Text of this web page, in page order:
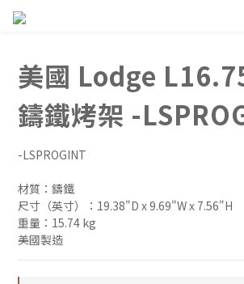
美國 Lodge
鑄鐵烤架 -
-LSPROGINT
材質：鑄鐵
尺寸（英寸）：19.38"D x 9.69"W x 7.56"H
重量：15.74 kg
美國製造